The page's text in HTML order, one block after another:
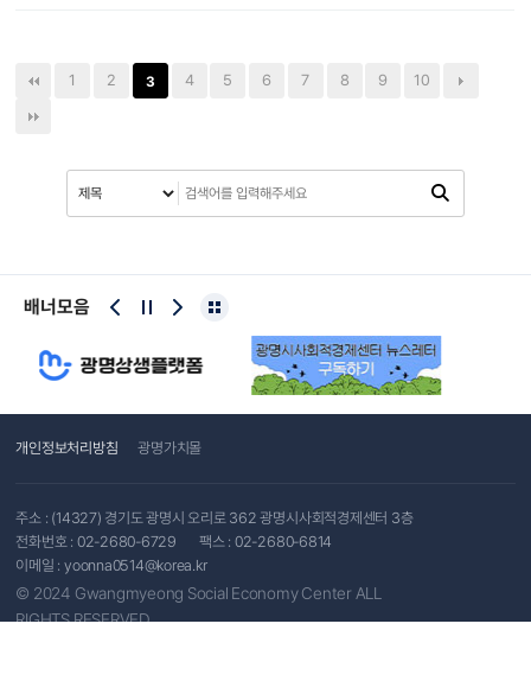
1 2 3 4 5 6 7 8 9 10
배너모음
개인정보처리방침 광명가치몰
주소 : (14327) 경기도 광명시 오리로 362 광명시사회적경제센터 3층
전화번호 : 02-2680-6729
팩스 : 02-2680-6814
이메일 : yoonna0514@korea.kr
© 2024 Gwangmyeong Social Economy Center ALL
RIGHTS RESERVED.